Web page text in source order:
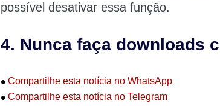
possível desativar essa função.
4. Nunca faça downloads
• Compartilhe esta notícia no WhatsApp
• Compartilhe esta notícia no Telegram